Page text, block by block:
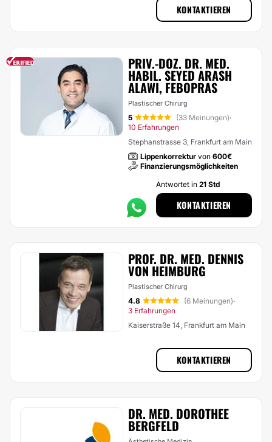
KONTAKTIEREN
PRIV.-DOZ. DR. MED.
HABIL. SEYED ARASH
ALAWI, FEBOPRAS
Plastischer Chirurg
5 (33 Meinungen)·
10 Erfahrungen
Stephanstrasse 3, Frankfurt am Main
Lippenkorrektur von 600€
Finanzierungsmöglichkeiten
Antwortet in 21 Std
KONTAKTIEREN
PROF. DR. MED. DENNIS
VON HEIMBURG
Plastischer Chirurg
4.8 (6 Meinungen)·
3 Erfahrungen
Kaiserstraße 14, Frankfurt am Main
KONTAKTIEREN
DR. MED. DOROTHEE
BERGFELD